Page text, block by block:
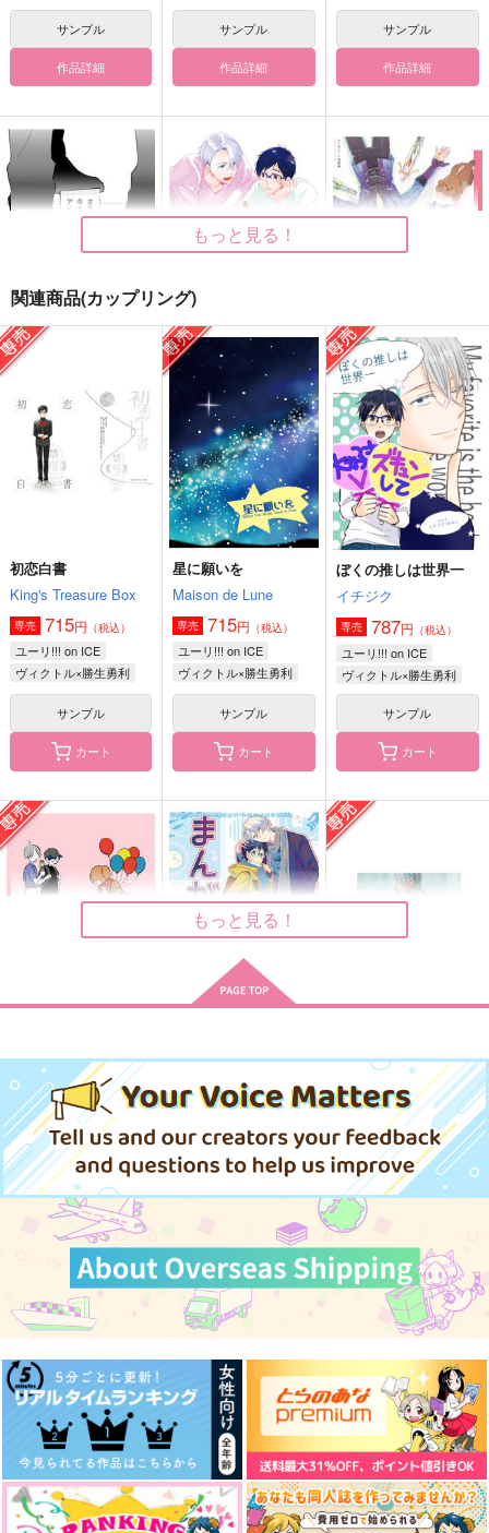
サンプル
作品詳細
サンプル
作品詳細
サンプル
作品詳細
About 10 Years Later
150円
ヴィクトル×勝生勇利
サンプル
八ヶ月の自覚
EA
1,642円 （税込）
ヴィクトル×勝生勇利
サンプル
作品詳細
Ever Lasting L
カツ丼マン's
2,463円（税込）
勝生勇利×ヴィクトル
サンプル
作品詳細
もっと見る！
関連商品(カップリング)
初恋白書
King's Treasure Box
専売 715円 （税込）
ユーリ!!! on ICE
ヴィクトル×勝生勇利
サンプル
カート
星に願いを
Maison de Lune
専売 715円 （税込）
ユーリ!!! on ICE
ヴィクトル×勝生勇利
サンプル
カート
ぼくの推しは世界一
イチジク
専売 787円 （税込）
ユーリ!!! on ICE
ヴィクトル×勝生勇利
サンプル
カート
ち
コトノハ
専売 629 円（税込）
ユーリ!!! on ICE
ヴィクトル×勝生勇利
サンプル
カート
2026
とむぽん
2,200
ユーリ!!! on ICE
ヴィクトル×勝生勇利
カート
Cries
Meteor
1,540 （税込）
ユーリ!!! on ICE
ヴィクトル×勝生勇利
カート
もっと見る！